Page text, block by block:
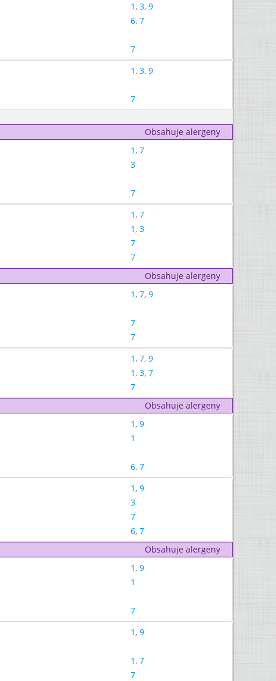
1, 3, 9
6, 7
7
1, 3, 9
7
Obsahuje alergeny
1, 7
3
7
1, 7
1, 3
7
7
Obsahuje alergeny
1, 7, 9
7
7
1, 7, 9
1, 3, 7
7
Obsahuje alergeny
1, 9
1
6, 7
1, 9
3
7
6, 7
Obsahuje alergeny
1, 9
1
7
1, 9
1, 7
7